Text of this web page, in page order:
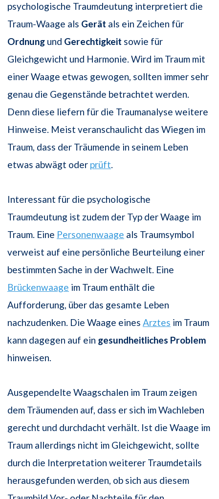
psychologische Traumdeutung interpretiert die
Traum-Waage als Gerät als ein Zeichen für
Ordnung und Gerechtigkeit sowie für
Gleichgewicht und Harmonie. Wird im Traum mit
einer Waage etwas gewogen, sollten immer sehr
genau die Gegenstände betrachtet werden.
Denn diese liefern für die Traumanalyse weitere
Hinweise. Meist veranschaulicht das Wiegen im
Traum, dass der Träumende in seinem Leben
etwas abwägt oder prüft.
Interessant für die psychologische
Traumdeutung ist zudem der Typ der Waage im
Traum. Eine Personenwaage als Traumsymbol
verweist auf eine persönliche Beurteilung einer
bestimmten Sache in der Wachwelt. Eine
Brückenwaage im Traum enthält die
Aufforderung, über das gesamte Leben
nachzudenken. Die Waage eines Arztes im Traum
kann dagegen auf ein gesundheitliches Problem
hinweisen.
Ausgependelte Waagschalen im Traum zeigen
dem Träumenden auf, dass er sich im Wachleben
gerecht und durchdacht verhält. Ist die Waage im
Traum allerdings nicht im Gleichgewicht, sollte
durch die Interpretation weiterer Traumdetails
herausgefunden werden, ob sich aus diesem